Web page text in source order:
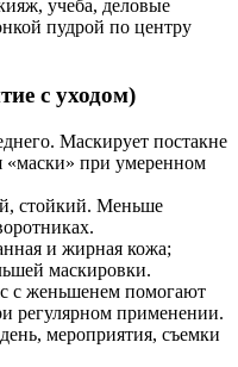
учеба, деловые
пудрой по центру
с уходом)
Маскирует постакне
«маски» при умеренном
стойкий. Меньше
и жирная кожа;
маскировки.
с женьшенем помогают
регулярном применении.
мероприятия, съемки